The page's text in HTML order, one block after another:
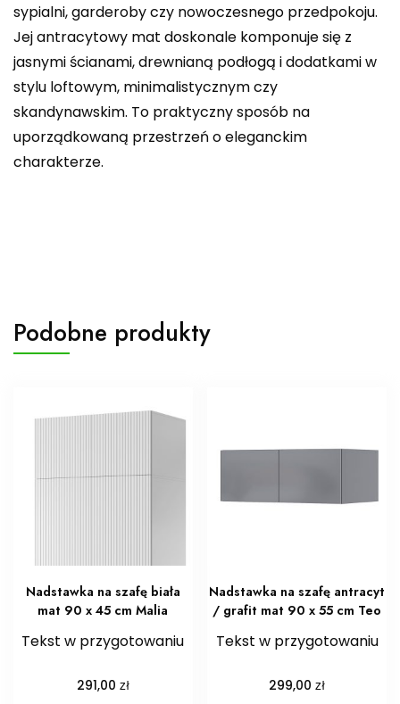
sypialni, garderoby czy nowoczesnego przedpokoju.
Jej antracytowy mat doskonale komponuje się z
jasnymi ścianami, drewnianą podłogą i dodatkami w
stylu loftowym, minimalistycznym czy
skandynawskim. To praktyczny sposób na
uporządkowaną przestrzeń o eleganckim
charakterze.
Podobne produkty
Nadstawka na szafę biała
mat 90 x 45 cm Malia
Tekst w przygotowaniu
291,00 zł
Nadstawka na szafę antracyt
/ grafit mat 90 x 55 cm Teo
Tekst w przygotowaniu
299,00zł